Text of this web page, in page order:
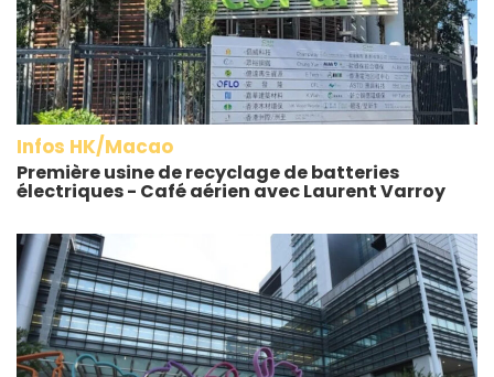
Infos HK/Macao
Première usine de recyclage de batteries
électriques - Café aérien avec Laurent Varroy